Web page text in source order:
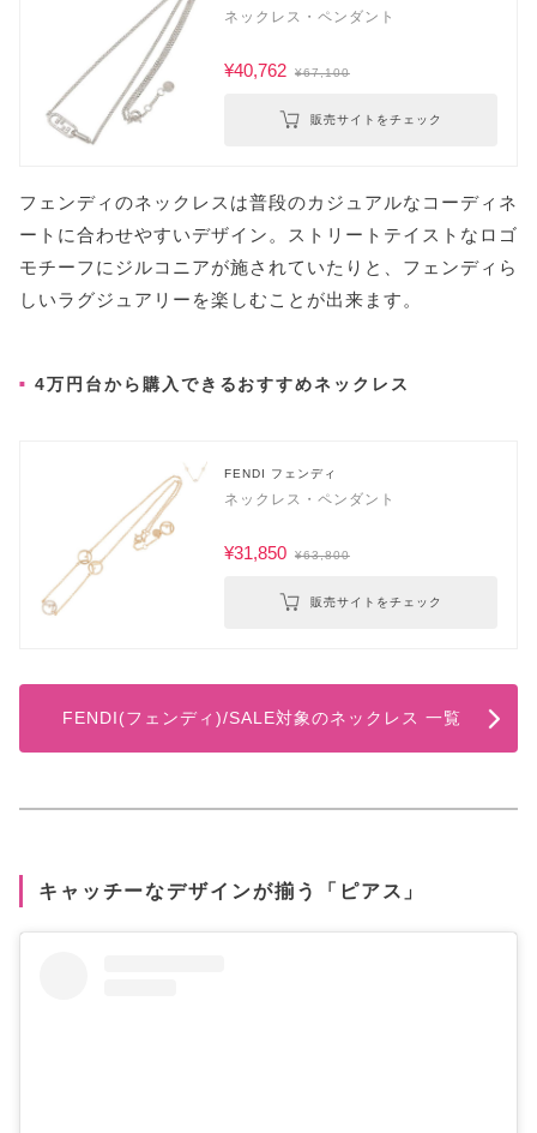
ネックレス・ペンダント
¥40,762 ¥67,100
販売サイトをチェック
フェンディのネックレスは普段のカジュアルなコーディネ
ートに合わせやすいデザイン。ストリートテイストなロゴ
モチーフにジルコニアが施されていたりと、フェンディら
しいラグジュアリーを楽しむことが出来ます。
4万円台から購入できるおすすめネックレス
FENDI フェンディ
ネックレス・ペンダント
¥31,850 ¥63,800
販売サイトをチェック
FENDI(フェンディ)/SALE対象のネックレス 一覧
キャッチーなデザインが揃う「ピアス」